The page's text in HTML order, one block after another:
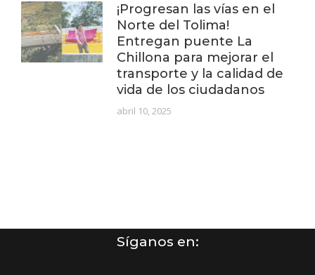
¡Progresan las vías en el
Norte del Tolima!
Entregan puente La
Chillona para mejorar el
transporte y la calidad de
vida de los ciudadanos
abril 10, 2025
Síganos en: